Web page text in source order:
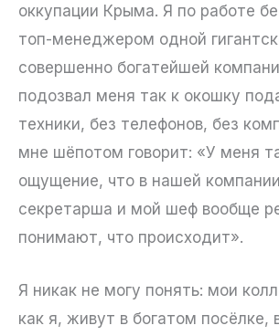
оккупации Крыма. Я по работе
топ-менеджером одной
совершенно богатейшей
подозвал меня так к окошку
техники, без телефонов, без
мне шёпотом говорит: «У меня
ощущение, что в нашей
секретарша и мой шеф вообще
понимают, что происходит».
Я никак не могу понять: мои
как я, живут в богатом посёлке,